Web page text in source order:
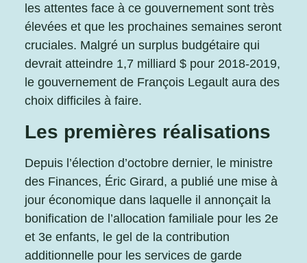
les attentes face à ce gouvernement sont très
élevées et que les prochaines semaines seront
cruciales. Malgré un surplus budgétaire qui
devrait atteindre 1,7 milliard $ pour 2018-2019,
le gouvernement de François Legault aura des
choix difficiles à faire.
Les premières réalisations
Depuis l’élection d’octobre dernier, le ministre
des Finances, Éric Girard, a publié une mise à
jour économique dans laquelle il annonçait la
bonification de l’allocation familiale pour les 2e
et 3e enfants, le gel de la contribution
additionnelle pour les services de garde